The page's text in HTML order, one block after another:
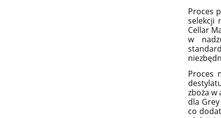
Proces
selekcji
Cellar
w
Proces
zboża w
dla
co